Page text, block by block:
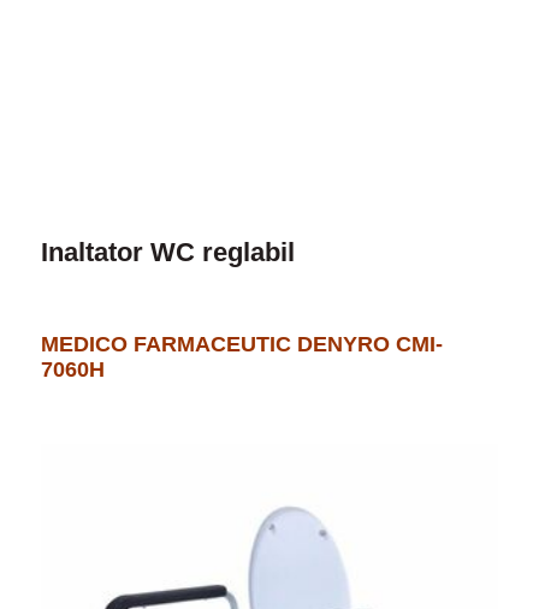
Inaltator WC reglabil
MEDICO FARMACEUTIC DENYRO CMI-
7060H